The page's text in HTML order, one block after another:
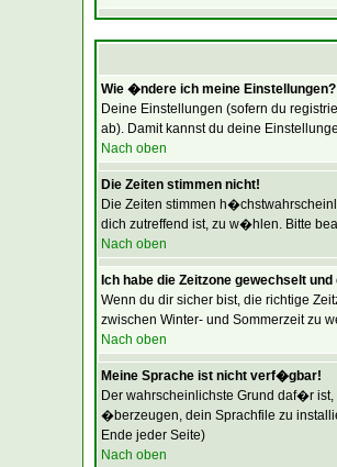
Wie �ndere ich meine Einstellungen?
Deine Einstellungen (sofern du
ab). Damit kannst du deine
Nach oben
Die Zeiten stimmen nicht!
Die Zeiten stimmen
dich zutreffend ist, zu w�hlen. Bitte
Nach oben
Ich habe die Zeitzone gewechselt
Wenn du dir sicher bist, die richtige
zwischen Winter- und Sommerzeit zu
Nach oben
Meine Sprache ist nicht verf�gbar!
Der wahrscheinlichste Grund daf�r
�berzeugen, dein Sprachfile zu
Ende jeder Seite)
Nach oben